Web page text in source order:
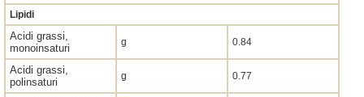
Lipidi
Acidi grassi,
monoinsaturi
g 0.84
Acidi grassi,
polinsaturi
g 0.77